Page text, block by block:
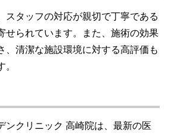
スタッフの対応が親切で丁寧である
せられています。また、施術の効果
、清潔な施設環境に対する高評価も
。
ンクリニック 高崎院は、最新の医